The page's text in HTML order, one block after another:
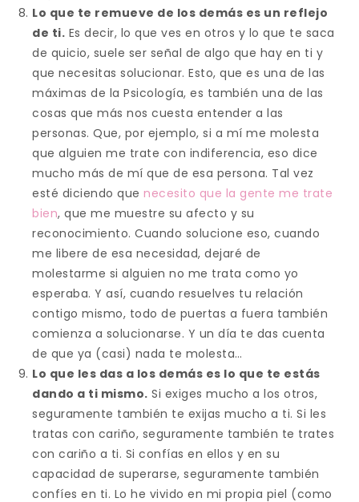
Lo que te remueve de los demás es un reflejo
de ti. Es decir, lo que ves en otros y lo que te saca
de quicio, suele ser señal de algo que hay en ti y
que necesitas solucionar. Esto, que es una de las
máximas de la Psicología, es también una de las
cosas que más nos cuesta entender a las
personas. Que, por ejemplo, si a mí me molesta
que alguien me trate con indiferencia, eso dice
mucho más de mí que de esa persona. Tal vez
esté diciendo que necesito que la gente me trate
bien, que me muestre su afecto y su
reconocimiento. Cuando solucione eso, cuando
me libere de esa necesidad, dejaré de
molestarme si alguien no me trata como yo
esperaba. Y así, cuando resuelves tu relación
contigo mismo, todo de puertas a fuera también
comienza a solucionarse. Y un día te das cuenta
de que ya (casi) nada te molesta…
Lo que les das a los demás es lo que te estás
dando a ti mismo. Si exiges mucho a los otros,
seguramente también te exijas mucho a ti. Si les
tratas con cariño, seguramente también te trates
con cariño a ti. Si confías en ellos y en su
capacidad de superarse, seguramente también
confíes en ti. Lo he vivido en mi propia piel (como